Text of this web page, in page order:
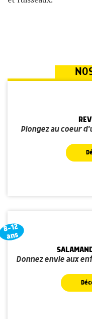
Plongez au coeur
8-12
ans
Donnez envie aux